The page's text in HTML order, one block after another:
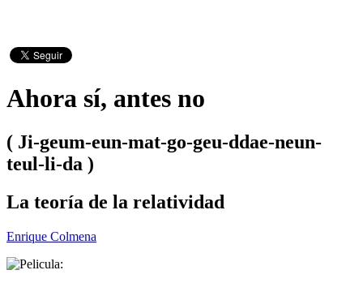
Ahora sí, antes no
( Ji-geum-eun-mat-go-geu-ddae-neun-
teul-li-da )
La teoría de la relatividad
Enrique Colmena